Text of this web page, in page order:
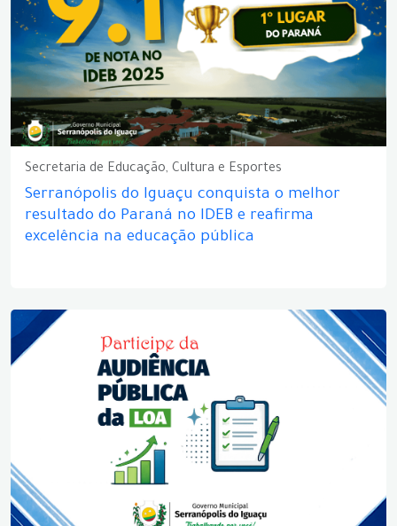
Secretaria de Educação, Cultura e Esportes
Serranópolis do Iguaçu conquista o melhor
resultado do Paraná no IDEB e reafirma
excelência na educação pública